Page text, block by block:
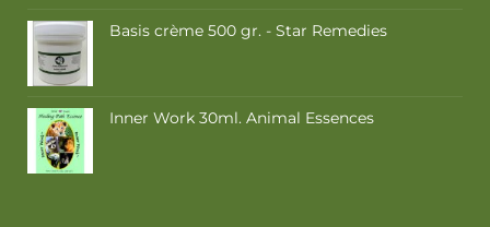
Basis crème 500 gr. - Star Remedies
Inner Work 30ml. Animal Essences